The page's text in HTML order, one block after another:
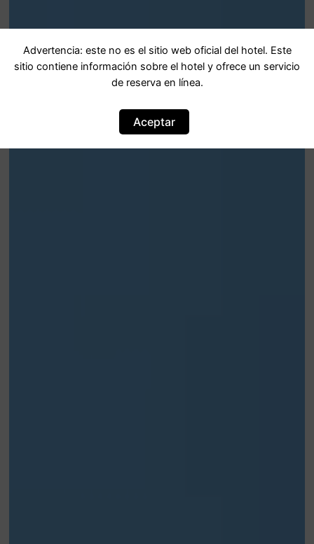
Advertencia: este no es el sitio web oficial del hotel. Este
sitio contiene información sobre el hotel y ofrece un servicio
de reserva en línea.
Aceptar